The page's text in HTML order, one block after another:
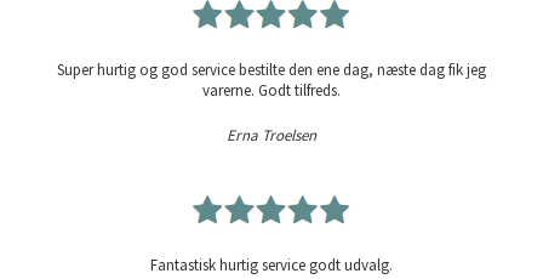
Super hurtig og god service bestilte den ene dag, næste dag fik jeg
varerne. Godt tilfreds.
Erna Troelsen
Fantastisk hurtig service godt udvalg.